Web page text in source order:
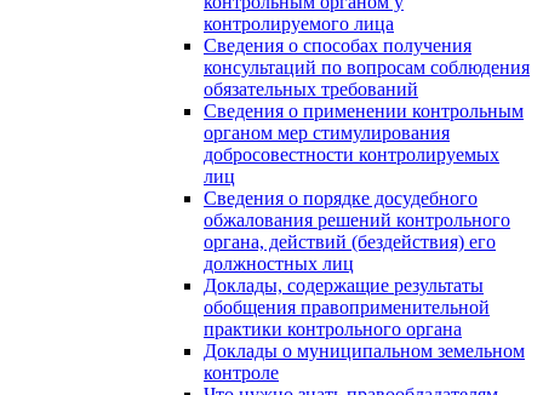
контролируемого лица
Сведения о способах получения
консультаций по вопросам соблюдения
обязательных требований
Сведения о применении контрольным
органом мер стимулирования
добросовестности контролируемых
лиц
Сведения о порядке досудебного
обжалования решений контрольного
органа, действий (бездействия) его
должностных лиц
Доклады, содержащие результаты
обобщения правоприменительной
практики контрольного органа
Доклады о муниципальном земельном
контроле